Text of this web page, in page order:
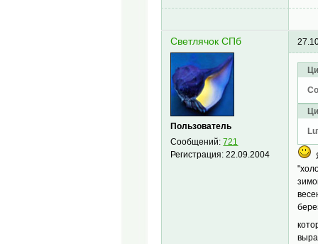
Светлячок СПб
Пользователь
Сообщений:721
Регистрация:22.09.2004